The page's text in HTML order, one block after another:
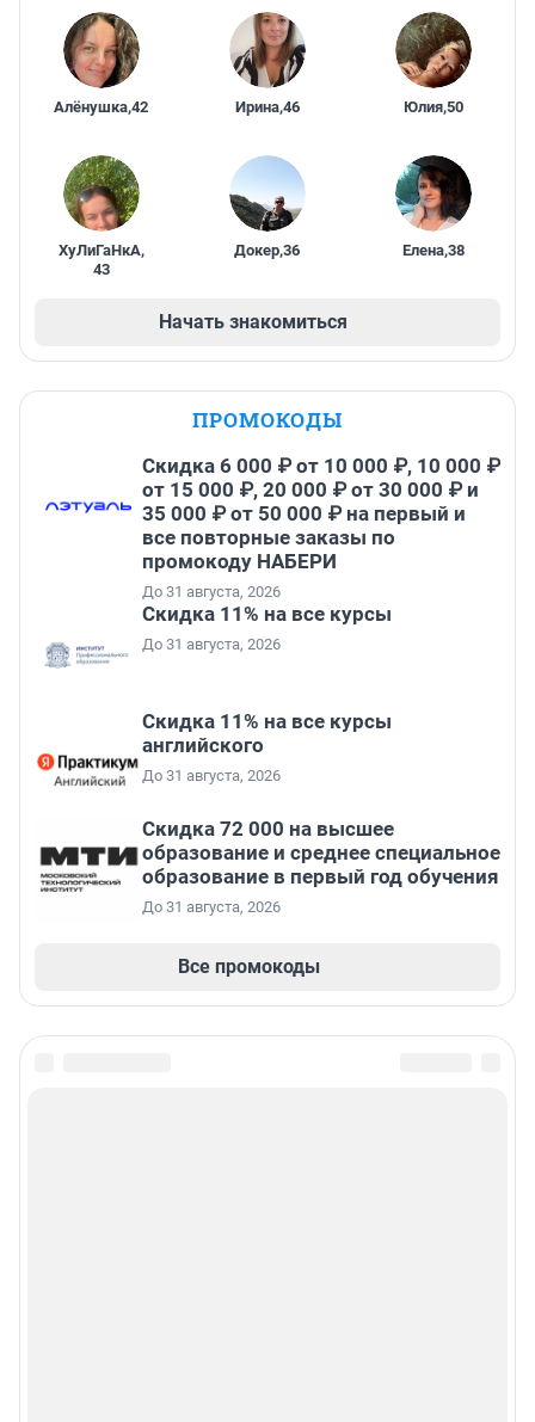
Алёнушка,42 Ирина,46 Юлия,50
ХуЛиГаНкА,
43
Докер,36 Елена,38
Начать знакомиться
ПРОМОКОДЫ
Скидка 6 000 ₽ от 10 000 ₽, 10 000 ₽
от 15 000 ₽, 20 000 ₽ от 30 000 ₽ и
35 000 ₽ от 50 000 ₽ на первый и
все повторные заказы по
промокоду НАБЕРИ
До 31 августа, 2026
Скидка 11% на все курсы
До 31 августа, 2026
Скидка 11% на все курсы
английского
До 31 августа, 2026
Скидка 72 000 на высшее
образование и среднее специальное
образование в первый год обучения
До 31 августа, 2026
Все промокоды